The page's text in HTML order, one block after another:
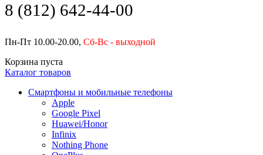
8 (812) 642-44-00
Пн-Пт 10.00-20.00, Сб-Вс - выходной
Корзина пуста
Каталог товаров
Смартфоны и мобильные телефоны
Apple
Google Pixel
Huawei/Honor
Infinix
Nothing Phone